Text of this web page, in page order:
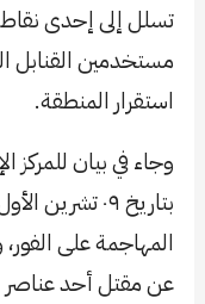
تسلل إلى إحدى
مستخدمين القنابل
استقرار المنطقة.
وجاء في بيان للمركز
المهاجمة على
عن مقتل أحد عناصر